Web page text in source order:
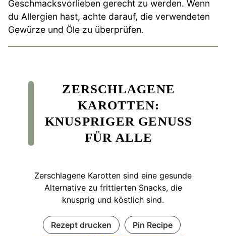
Geschmacksvorlieben gerecht zu werden. Wenn
du Allergien hast, achte darauf, die verwendeten
Gewürze und Öle zu überprüfen.
ZERSCHLAGENE
KAROTTEN:
KNUSPRIGER GENUSS
FÜR ALLE
Zerschlagene Karotten sind eine gesunde
Alternative zu frittierten Snacks, die
knusprig und köstlich sind.
Rezept drucken Pin Recipe